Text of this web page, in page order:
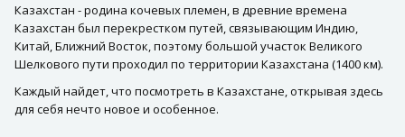
Казахстан - родина кочевых племен, в древние времена
Казахстан был перекрестком путей, связывающим Индию,
Китай, Ближний Восток, поэтому большой участок Великого
Шелкового пути проходил по территории Казахстана (1400 км).
Каждый найдет, что посмотреть в Казахстане, открывая здесь
для себя нечто новое и особенное.